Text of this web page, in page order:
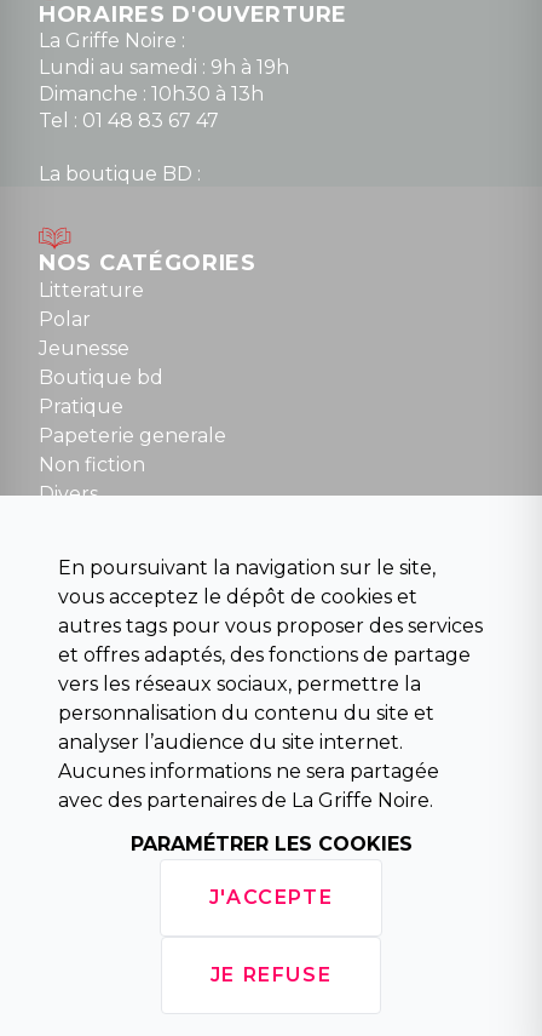
HORAIRES D'OUVERTURE
La Griffe Noire :
Lundi au samedi : 9h à 19h
Dimanche : 10h30 à 13h
Tel : 01 48 83 67 47
La boutique BD :
Mardi au samedi : 10h à 13h / 14h à 19h
Dimanche : 10h30 à 12h30
Tel : 01 48 89 13 88
Fermé le dimanche en Juillet et Août
NOUS CONTACTER
contact@la-griffe-noire.com
NOS CATÉGORIES
Litterature
Polar
Jeunesse
Boutique bd
Pratique
Papeterie generale
Non fiction
Divers
Para scolaire
Histoire
Pochoteque
Pleiade
INFORMATIONS
Droit de rétractation
Conditions générales de vente
Mentions légales
Horaires d'ouverture
En poursuivant la navigation sur le site,
vous acceptez le dépôt de cookies et
autres tags pour vous proposer des services
et offres adaptés, des fonctions de partage
vers les réseaux sociaux, permettre la
personnalisation du contenu du site et
analyser l’audience du site internet.
Aucunes informations ne sera partagée
avec des partenaires de La Griffe Noire.
PARAMÉTRER LES COOKIES
J'ACCEPTE
JE REFUSE